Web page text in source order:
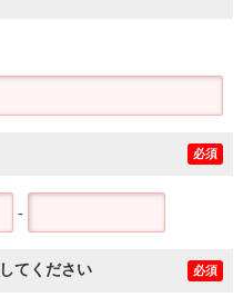
必須
-
てください 必須